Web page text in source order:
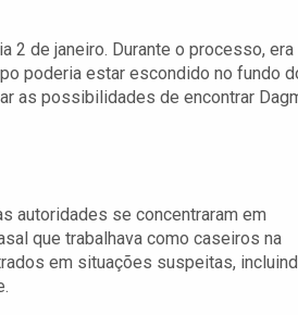
2 de janeiro. Durante o processo, era
poderia estar escondido no fundo
as possibilidades de encontrar
autoridades se concentraram em
que trabalhava como caseiros na
em situações suspeitas,